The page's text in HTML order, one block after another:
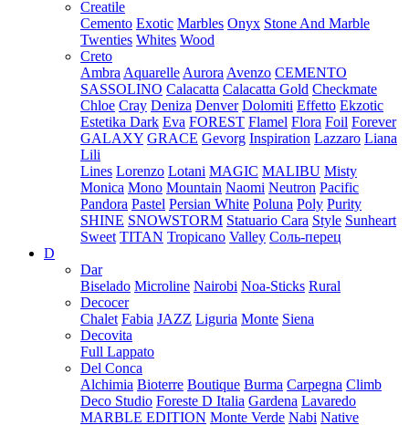
Creatile
Cemento Exotic Marbles Onyx Stone And Marble
Twenties Whites Wood
Creto
Ambra Aquarelle Aurora Avenzo CEMENTO
SASSOLINO Calacatta Calacatta Gold Checkmate
Chloe Cray Deniza Denver Dolomiti Effetto Ekzotic
Estetika Dark Eva FOREST Flamel Flora Foil Forever
GALAXY GRACE Gevorg Inspiration Lazzaro Liana
Lili
Lines Lorenzo Lotani MAGIC MALIBU Misty
Monica Mono Mountain Naomi Neutron Pacific
Pandora Pastel Persian White Poluna Poly Purity
SHINE SNOWSTORM Statuario Cara Style Sunheart
Sweet TITAN Tropicano Valley Соль-перец
D
Dar
Biselado Microline Nairobi Noa-Sticks Rural
Decocer
Chalet Fabia JAZZ Liguria Monte Siena
Decovita
Full Lappato
Del Conca
Alchimia Bioterre Boutique Burma Carpegna Climb
Deco Studio Foreste D Italia Gardena Lavaredo
MARBLE EDITION Monte Verde Nabi Native